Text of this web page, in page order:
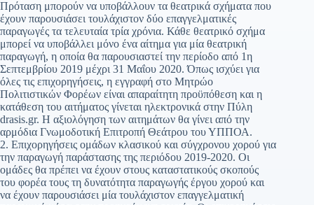
Πρόταση μπορούν να υποβάλλουν τα θεατρικά σχήματα που
έχουν παρουσιάσει τουλάχιστον δύο επαγγελματικές
παραγωγές τα τελευταία τρία χρόνια. Κάθε θεατρικό σχήμα
μπορεί να υποβάλλει μόνο ένα αίτημα για μία θεατρική
παραγωγή, η οποία θα παρουσιαστεί την περίοδο από 1η
Σεπτεμβρίου 2019 μέχρι 31 Μαΐου 2020. Όπως ισχύει για
όλες τις επιχορηγήσεις, η εγγραφή στο Μητρώο
Πολιτιστικών Φορέων είναι απαραίτητη προϋπόθεση και η
κατάθεση του αιτήματος γίνεται ηλεκτρονικά στην Πύλη
drasis.gr. Η αξιολόγηση των αιτημάτων θα γίνει από την
αρμόδια Γνωμοδοτική Επιτροπή Θεάτρου του ΥΠΠΟΑ.
2. Επιχορηγήσεις ομάδων κλασικού και σύγχρονου χορού για
την παραγωγή παράστασης της περιόδου 2019-2020. Οι
ομάδες θα πρέπει να έχουν στους καταστατικούς σκοπούς
του φορέα τους τη δυνατότητα παραγωγής έργου χορού και
να έχουν παρουσιάσει μία τουλάχιστον επαγγελματική